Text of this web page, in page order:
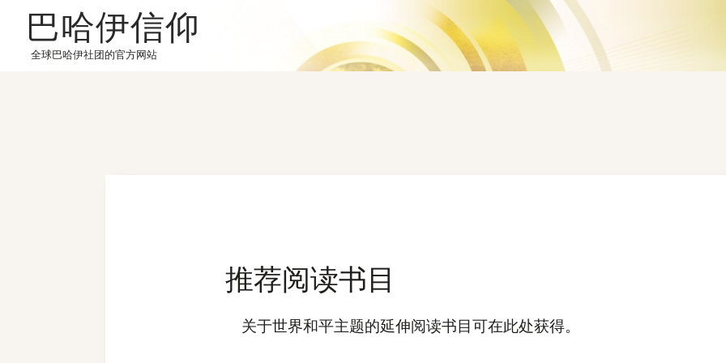
巴哈伊信仰
全球巴哈伊社团的官方网站
推荐阅读书目
关于世界和平主题的延伸阅读书目可在此处获得。